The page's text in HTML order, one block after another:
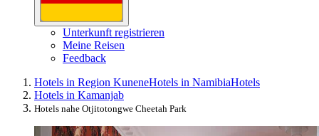
Unterkunft registrieren
Meine Reisen
Feedback
Hotels in Region KuneneHotels in NamibiaHotels
Hotels in Kamanjab
Hotels nahe Otjitotongwe Cheetah Park